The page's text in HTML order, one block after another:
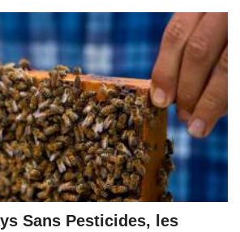
Sans Pesticides, les